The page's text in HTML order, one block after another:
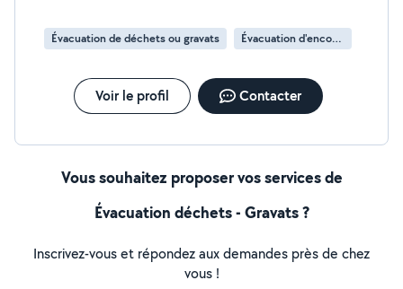
Évacuation de déchets ou gravats Évacuation d'encombrants
Voir le profil Contacter
Vous souhaitez proposer vos services de
Évacuation déchets - Gravats ?
Inscrivez-vous et répondez aux demandes près de chez
vous !